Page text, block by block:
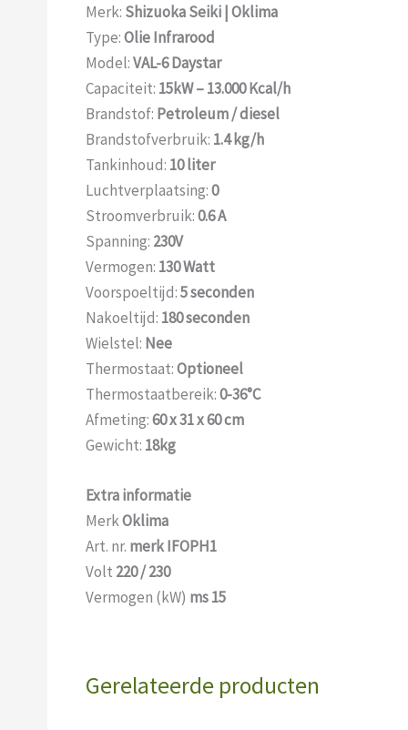
Merk: Shizuoka Seiki | Oklima
Type:Olie Infrarood
Model:VAL-6 Daystar
Capaciteit: 15kW – 13.000 Kcal/h
Brandstof: Petroleum / diesel
Brandstofverbruik: 1.4 kg/h
Tankinhoud: 10 liter
Luchtverplaatsing:0
Stroomverbruik:0.6 A
Spanning: 230V
Vermogen: 130 Watt
Voorspoeltijd:5 seconden
Nakoeltijd: 180 seconden
Wielstel: Nee
Thermostaat:Optioneel
Thermostaatbereik:0-36°C
Afmeting:60 x 31 x 60 cm
Gewicht: 18kg
Extra informatie
MerkOklima
Art. nr. merk IFOPH1
Volt 220 / 230
Vermogen (kW) ms 15
Gerelateerde producten